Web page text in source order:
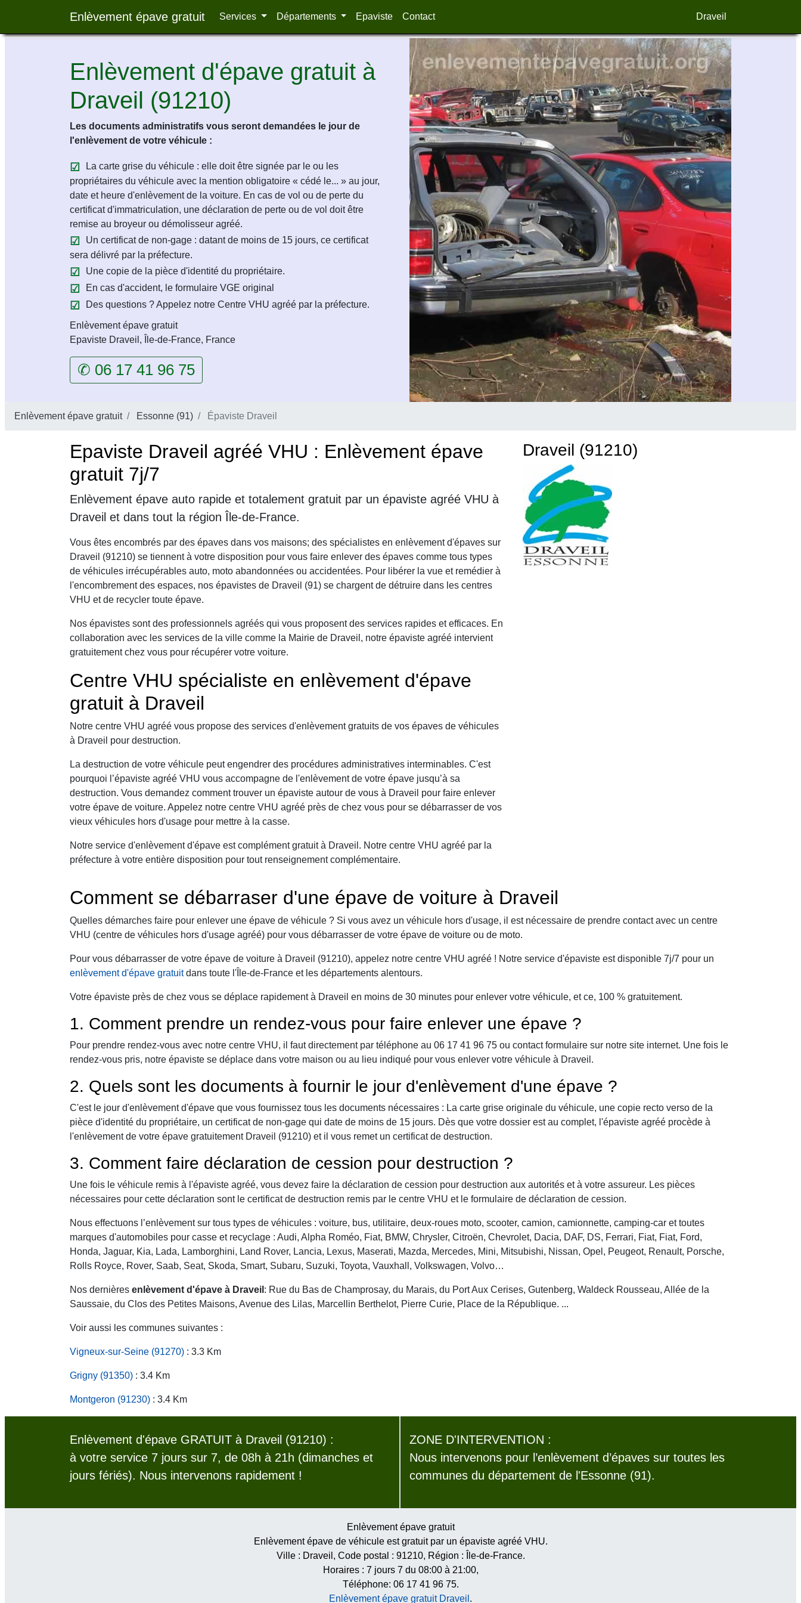
Enlèvement épave gratuit Services Départements Epaviste Contact Draveil
Enlèvement d'épave gratuit à
Draveil (91210)
Les documents administratifs vous seront demandées le jour de
l'enlèvement de votre véhicule :
La carte grise du véhicule : elle doit être signée par le ou les
propriétaires du véhicule avec la mention obligatoire « cédé le... » au jour,
date et heure d'enlèvement de la voiture. En cas de vol ou de perte du
certificat d'immatriculation, une déclaration de perte ou de vol doit être
remise au broyeur ou démolisseur agréé.
Un certificat de non-gage : datant de moins de 15 jours, ce certificat
sera délivré par la préfecture.
Une copie de la pièce d'identité du propriétaire.
En cas d'accident, le formulaire VGE original
Des questions ? Appelez notre Centre VHU agréé par la préfecture.
Enlèvement épave gratuit
Epaviste Draveil, Île-de-France, France
✆ 06 17 41 96 75
Enlèvement épave gratuit Essonne (91) Épaviste Draveil
Epaviste Draveil agréé VHU : Enlèvement épave
gratuit 7j/7
Enlèvement épave auto rapide et totalement gratuit par un épaviste agréé VHU à
Draveil et dans tout la région Île-de-France.
Vous êtes encombrés par des épaves dans vos maisons; des spécialistes en enlèvement d'épaves sur
Draveil (91210) se tiennent à votre disposition pour vous faire enlever des épaves comme tous types
de véhicules irrécupérables auto, moto abandonnées ou accidentées. Pour libérer la vue et remédier à
l'encombrement des espaces, nos épavistes de Draveil (91) se chargent de détruire dans les centres
VHU et de recycler toute épave.
Nos épavistes sont des professionnels agréés qui vous proposent des services rapides et efficaces. En
collaboration avec les services de la ville comme la Mairie de Draveil, notre épaviste agréé intervient
gratuitement chez vous pour récupérer votre voiture.
Centre VHU spécialiste en enlèvement d'épave
gratuit à Draveil
Notre centre VHU agréé vous propose des services d'enlèvement gratuits de vos épaves de véhicules
à Draveil pour destruction.
La destruction de votre véhicule peut engendrer des procédures administratives interminables. C'est
pourquoi l’épaviste agréé VHU vous accompagne de l'enlèvement de votre épave jusqu’à sa
destruction. Vous demandez comment trouver un épaviste autour de vous à Draveil pour faire enlever
votre épave de voiture. Appelez notre centre VHU agréé près de chez vous pour se débarrasser de vos
vieux véhicules hors d'usage pour mettre à la casse.
Notre service d'enlèvement d'épave est complément gratuit à Draveil. Notre centre VHU agréé par la
préfecture à votre entière disposition pour tout renseignement complémentaire.
Draveil (91210)
Comment se débarraser d'une épave de voiture à Draveil
Quelles démarches faire pour enlever une épave de véhicule ? Si vous avez un véhicule hors d'usage, il est nécessaire de prendre contact avec un centre
VHU (centre de véhicules hors d'usage agréé) pour vous débarrasser de votre épave de voiture ou de moto.
Pour vous débarrasser de votre épave de voiture à Draveil (91210), appelez notre centre VHU agréé ! Notre service d'épaviste est disponible 7j/7 pour un
enlèvement d'épave gratuitdans toute l'Île-de-France et les départements alentours.
Votre épaviste près de chez vous se déplace rapidement à Draveil en moins de 30 minutes pour enlever votre véhicule, et ce, 100 % gratuitement.
1. Comment prendre un rendez-vous pour faire enlever une épave ?
Pour prendre rendez-vous avec notre centre VHU, il faut directement par téléphone au 06 17 41 96 75 ou contact formulaire sur notre site internet. Une fois le
rendez-vous pris, notre épaviste se déplace dans votre maison ou au lieu indiqué pour vous enlever votre véhicule à Draveil.
2. Quels sont les documents à fournir le jour d'enlèvement d'une épave ?
C'est le jour d'enlèvement d'épave que vous fournissez tous les documents nécessaires : La carte grise originale du véhicule, une copie recto verso de la
pièce d'identité du propriétaire, un certificat de non-gage qui date de moins de 15 jours. Dès que votre dossier est au complet, l'épaviste agréé procède à
l'enlèvement de votre épave gratuitement Draveil (91210) et il vous remet un certificat de destruction.
3. Comment faire déclaration de cession pour destruction ?
Une fois le véhicule remis à l'épaviste agréé, vous devez faire la déclaration de cession pour destruction aux autorités et à votre assureur. Les pièces
nécessaires pour cette déclaration sont le certificat de destruction remis par le centre VHU et le formulaire de déclaration de cession.
Nous effectuons l’enlèvement sur tous types de véhicules : voiture, bus, utilitaire, deux-roues moto, scooter, camion, camionnette, camping-car et toutes
marques d'automobiles pour casse et recyclage : Audi, Alpha Roméo, Fiat, BMW, Chrysler, Citroën, Chevrolet, Dacia, DAF, DS, Ferrari, Fiat, Fiat, Ford,
Honda, Jaguar, Kia, Lada, Lamborghini, Land Rover, Lancia, Lexus, Maserati, Mazda, Mercedes, Mini, Mitsubishi, Nissan, Opel, Peugeot, Renault, Porsche,
Rolls Royce, Rover, Saab, Seat, Skoda, Smart, Subaru, Suzuki, Toyota, Vauxhall, Volkswagen, Volvo…
Nos dernières enlèvement d'épave à Draveil : Rue du Bas de Champrosay, du Marais, du Port Aux Cerises, Gutenberg, Waldeck Rousseau, Allée de la
Saussaie, du Clos des Petites Maisons, Avenue des Lilas, Marcellin Berthelot, Pierre Curie, Place de la République. ...
Voir aussi les communes suivantes :
Vigneux-sur-Seine (91270) : 3.3 Km
Grigny (91350) : 3.4 Km
Montgeron (91230) : 3.4 Km
Enlèvement d'épave GRATUIT à Draveil (91210) :
à votre service 7 jours sur 7, de 08h à 21h (dimanches et
jours fériés). Nous intervenons rapidement !
ZONE D'INTERVENTION :
Nous intervenons pour l’enlèvement d’épaves sur toutes les
communes du département de l'Essonne (91).
Enlèvement épave gratuit
Enlèvement épave de véhicule est gratuit par un épaviste agréé VHU.
Ville : Draveil , Code postal : 91210, Région : Île-de-France.
Horaires : 7 jours 7 du 08:00 à 21:00,
Téléphone: 06 17 41 96 75.
Enlèvement épave gratuit Draveil .